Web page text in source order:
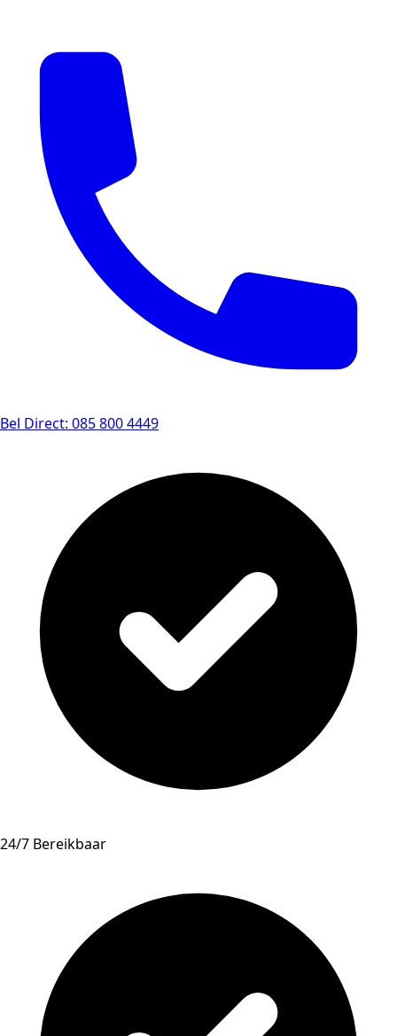
Bel Direct: 085 800 4449
24/7 Bereikbaar